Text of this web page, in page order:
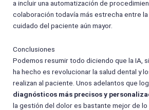
a incluir una automatización de
colaboración todavía más estrecha entre la
cuidado del paciente aún mayor.
Conclusiones
Podemos resumir todo diciendo que la IA,
ha hecho es revolucionar la salud dental y
realizan al paciente. Unos adelantos que
diagnósticos más precisos y
la gestión del dolor es bastante mejor de lo